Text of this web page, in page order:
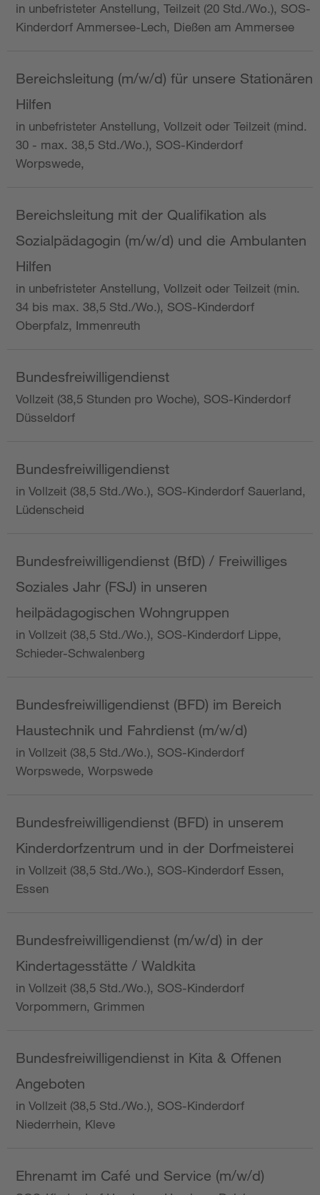
in unbefristeter Anstellung, Teilzeit (20 Std./Wo.), SOS-
Kinderdorf Ammersee-Lech, Dießen am Ammersee
Bereichsleitung (m/w/d) für unsere Stationären
Hilfen
in unbefristeter Anstellung, Vollzeit oder Teilzeit (mind.
30 - max. 38,5 Std./Wo.), SOS-Kinderdorf
Worpswede,
Bereichsleitung mit der Qualifikation als
Sozialpädagogin (m/w/d) und die Ambulanten
Hilfen
in unbefristeter Anstellung, Vollzeit oder Teilzeit (min.
34 bis max. 38,5 Std./Wo.), SOS-Kinderdorf
Oberpfalz, Immenreuth
Bundesfreiwilligendienst
Vollzeit (38,5 Stunden pro Woche), SOS-Kinderdorf
Düsseldorf
Bundesfreiwilligendienst
in Vollzeit (38,5 Std./Wo.), SOS-Kinderdorf Sauerland,
Lüdenscheid
Bundesfreiwilligendienst (BfD) / Freiwilliges
Soziales Jahr (FSJ) in unseren
heilpädagogischen Wohngruppen
in Vollzeit (38,5 Std./Wo.), SOS-Kinderdorf Lippe,
Schieder-Schwalenberg
Bundesfreiwilligendienst (BFD) im Bereich
Haustechnik und Fahrdienst (m/w/d)
in Vollzeit (38,5 Std./Wo.), SOS-Kinderdorf
Worpswede, Worpswede
Bundesfreiwilligendienst (BFD) in unserem
Kinderdorfzentrum und in der Dorfmeisterei
in Vollzeit (38,5 Std./Wo.), SOS-Kinderdorf Essen,
Essen
Bundesfreiwilligendienst (m/w/d) in der
Kindertagesstätte / Waldkita
in Vollzeit (38,5 Std./Wo.), SOS-Kinderdorf
Vorpommern, Grimmen
Bundesfreiwilligendienst in Kita & Offenen
Angeboten
in Vollzeit (38,5 Std./Wo.), SOS-Kinderdorf
Niederrhein, Kleve
Ehrenamt im Café und Service (m/w/d)